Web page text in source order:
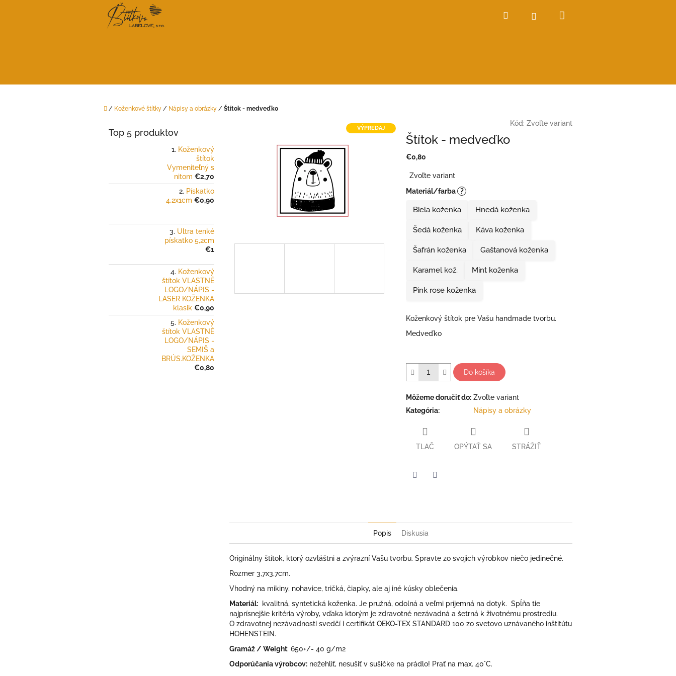
Hľadať Prihlásenie
Domov
/ Koženkové štítky / Nápisy a obrázky / Štítok - medveďko
Top 5 produktov
Koženkový
štítok
Vymeniteľný s
nitom €2,70
Pískatko
4,2x1cm €0,90
Ultra tenké
pískatko 5,2cm
€1
Koženkový
štítok VLASTNÉ
LOGO/NÁPIS -
LASER KOŽENKA
klasik €0,90
Koženkový
štítok VLASTNÉ
LOGO/NÁPIS -
SEMIŠ a
BRÚS.KOŽENKA
€0,80
VÝPREDAJ
Kód: Zvoľte variant
Štítok - medveďko
€0,80
cena:
Zvoľte variant
Materiál/farba ?
Biela koženka Hnedá koženka
Šedá koženka Káva koženka
Šafrán koženka Gaštanová koženka
Karamel kož. Mint koženka
Pink rose koženka
Koženkový štítok pre Vašu handmade tvorbu.
Medveďko
Do košíka
Môžeme doručiť do: Zvoľte variant
Kategória: Nápisy a obrázky
TLAČ OPÝTAŤ SA STRÁŽIŤ
Popis Diskusia
Originálny štítok, ktorý ozvláštni a zvýrazní Vašu tvorbu. Spravte zo svojich výrobkov niečo jedinečné.
Rozmer 3,7x3,7cm.
Vhodný na mikiny, nohavice, tričká, čiapky, ale aj iné kúsky oblečenia.
Materiál: kvalitná, syntetická koženka. Je pružná, odolná a veľmi príjemná na dotyk. Spĺňa tie
najprísnejšie kritéria výroby, vďaka ktorým je zdravotné nezávadná a šetrná k životnému prostrediu.
O zdravotnej nezávadnosti svedčí i certifikát OEKO-TEX STANDARD 100 zo svetovo uznávaného inštitútu
HOHENSTEIN.
Gramáž / Weight: 650+/- 40 g/m2
Odporúčania výrobcov: nežehliť, nesušiť v sušičke na prádlo! Prať na max. 40°C.